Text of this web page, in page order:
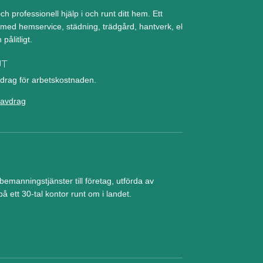
professionell hjälp i och runt ditt hem. Ett
hemservice, städning, trädgård, hantverk, el
pålitligt.
för arbetskostnaden.
till företag, utförda av
ett 30-tal kontor runt om i landet.